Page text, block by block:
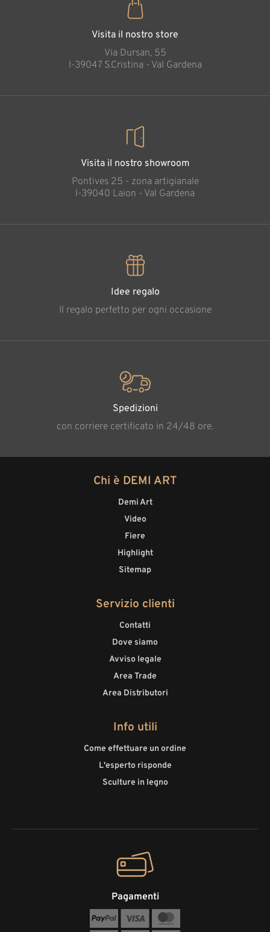
Visita il nostro store
Via Dursan, 55
l-39047 S.Cristina - Val Gardena
Visita il nostro showroom
Pontives 25 - zona artigianale
l-39040 Laion - Val Gardena
Idee regalo
Il regalo perfetto per ogni occasione
Spedizioni
con corriere certificato in 24/48 ore.
Chi è DEMI ART
Demi Art
Video
Fiere
Highlight
Sitemap
Servizio clienti
Contatti
Dove siamo
Avviso legale
Area Trade
Area Distributori
Info utili
Come effettuare un ordine
L'esperto risponde
Sculture in legno
Pagamenti